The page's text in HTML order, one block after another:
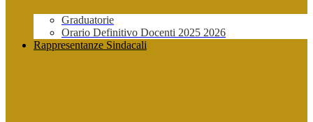
Graduatorie
Orario Definitivo Docenti 2025 2026
Rappresentanze Sindacali